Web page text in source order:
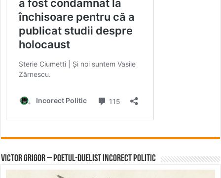
Victor Grigor – Poetul-Duelist Incorect Politic